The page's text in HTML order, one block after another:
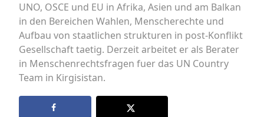
UNO, OSCE und EU in Afrika, Asien und am Balkan
in den Bereichen Wahlen, Menscherechte und
Aufbau von staatlichen strukturen in post-Konflikt
Gesellschaft taetig. Derzeit arbeitet er als Berater
in Menschenrechtsfragen fuer das UN Country
Team in Kirgisistan.